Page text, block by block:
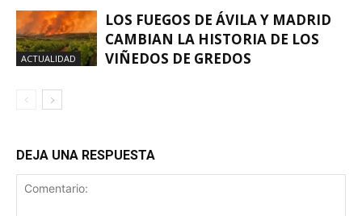
ACTUALIDAD
LOS FUEGOS DE ÁVILA Y MADRID
CAMBIAN LA HISTORIA DE LOS
VIÑEDOS DE GREDOS
DEJA UNA RESPUESTA